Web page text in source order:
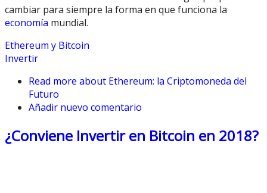
cambiar para siempre la forma en que funciona la
economía mundial.
Ethereum y Bitcoin
Invertir
Read more about Ethereum: la Criptomoneda del
Futuro
Añadir nuevo comentario
¿Conviene Invertir en Bitcoin en 2018?